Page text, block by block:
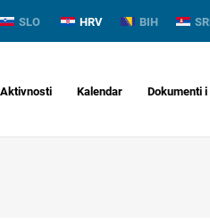
SLO HRV BIH
Aktivnosti Kalendar Dokumenti